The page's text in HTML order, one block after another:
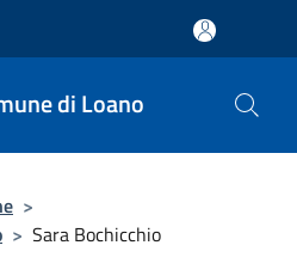
di Loano
>
> Sara Bochicchio